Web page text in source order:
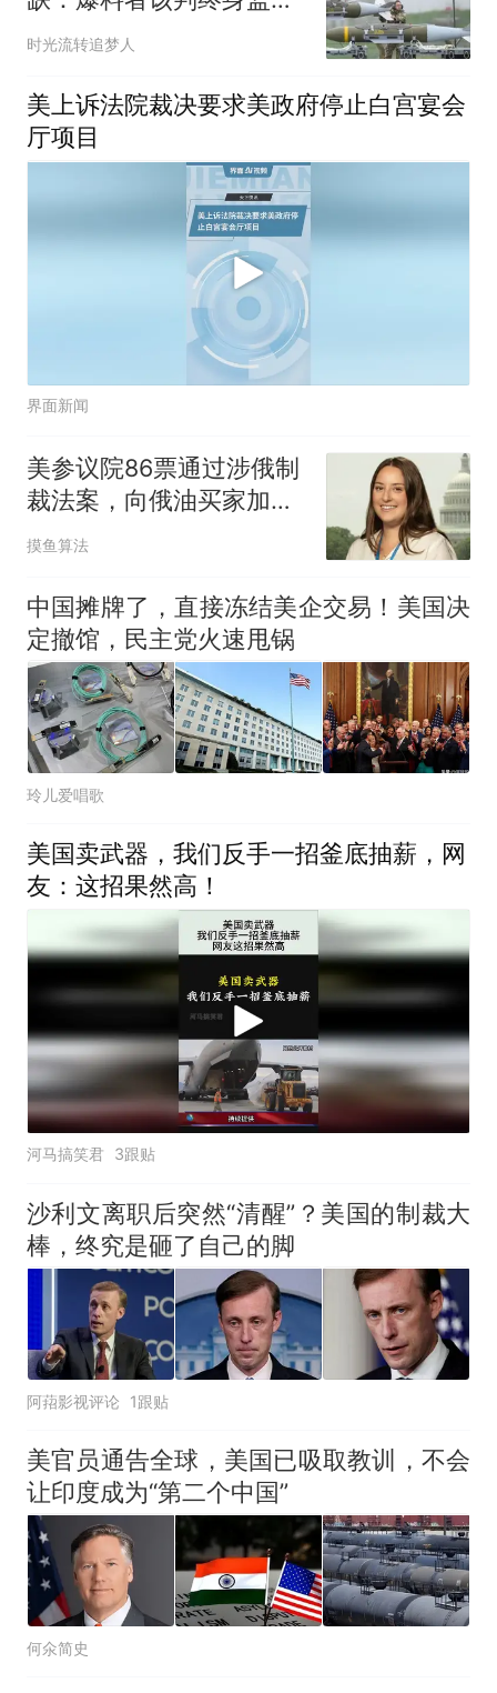
禁！
时光流转追梦人
美上诉法院裁决要求美政府停止白宫宴会
厅项目
界面新闻
美参议院86票通过涉俄制
裁法案，向俄油买家加征
100%关税
摸鱼算法
中国摊牌了，直接冻结美企交易！美国决
定撤馆，民主党火速甩锅
玲儿爱唱歌
美国卖武器，我们反手一招釜底抽薪，网
友：这招果然高！
河马搞笑君 3跟贴
沙利文离职后突然“清醒”？美国的制裁大
棒，终究是砸了自己的脚
阿萔影视评论 1跟贴
美官员通告全球，美国已吸取教训，不会
让印度成为“第二个中国”
何氽简史